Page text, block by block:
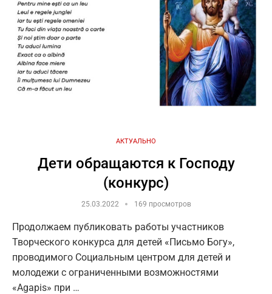
АКТУАЛЬНО
Дети обращаются к Господу
(конкурс)
25.03.2022 169 просмотров
Продолжаем публиковать работы участников
Творческого конкурса для детей «Письмо Богу»,
проводимого Социальным центром для детей и
молодежи с ограниченными возможностями
«Agapis» при …